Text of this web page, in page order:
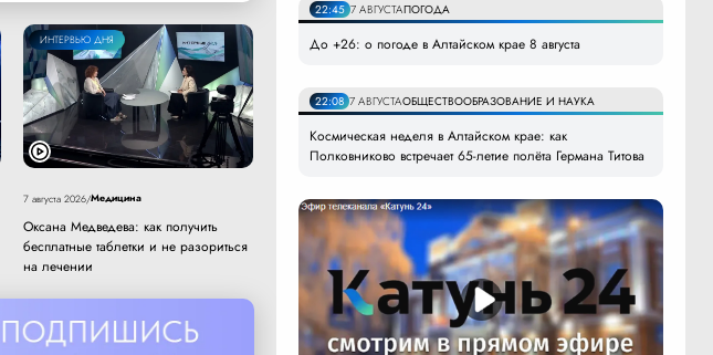
ИНТЕРВЬЮ ДНЯ
7 августа 2026/Медицина
Оксана Медведева: как получить
бесплатные таблетки и не разориться
на лечении
22:45 7 АВГУСТАПОГОДА
До +26: о погоде в Алтайском крае 8 августа
22:08 7 АВГУСТАОБЩЕСТВООБРАЗОВАНИЕ И НАУКА
Космическая неделя в Алтайском крае: как
Полковниково встречает 65-летие полёта Германа Титова